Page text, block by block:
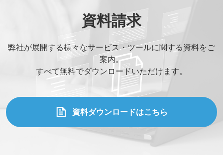
資料請求
弊社が展開する様々なサービス・ツールに関する資料をご
案内。
すべて無料でダウンロードいただけます。
資料ダウンロードはこちら